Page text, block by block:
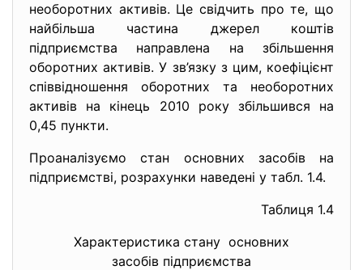
необоротних активів. Це свідчить про те, що
найбільша частина джерел коштів
підприємства направлена на збільшення
оборотних активів. У зв’язку з цим, коефіцієнт
співвідношення оборотних та необоротних
активів на кінець 2010 року збільшився на
0,45 пункти.
Проаналізуємо стан основних засобів на
підприємстві, розрахунки наведені у табл. 1.4.
Таблиця 1.4
Характеристика стану основних
засобів підприємства